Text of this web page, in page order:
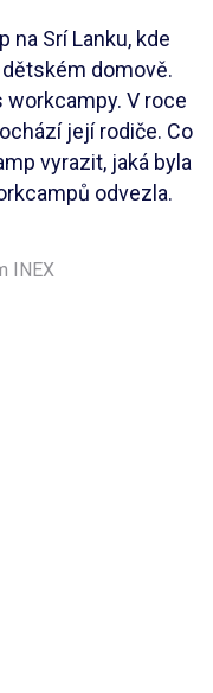
na Srí Lanku, kde
domově.
V roce
její rodiče. Co
vyrazit, jaká byla
odvezla.
INEX